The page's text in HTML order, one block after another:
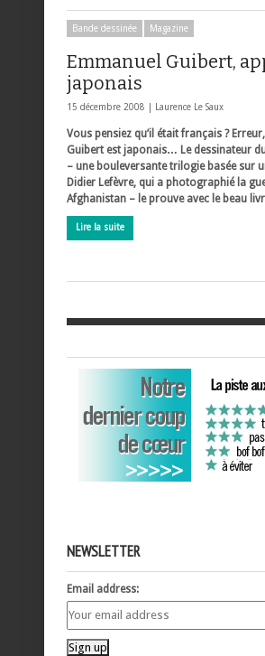
Bande dessinée Magazine
Emmanuel Guibert,
japonais
15 décembre 2008 | Laurence Le Saux
Vous pensiez qu’il était français ?
Guibert est japonais… Le dessinateur
– une bouleversante trilogie basée sur
Didier Lefèvre, qui a photographié la
Afghanistan – le prouve avec le beau
Lire la suite
NEWSLETTER
Email address: